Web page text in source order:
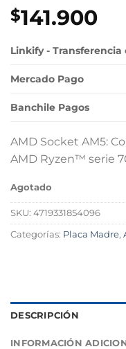
$141.900
Linkify - Transferencia
Mercado Pago
Banchile Pagos
AMD Socket AM5:
AMD Ryzen™ serie
Agotado
SKU: 4719331854096
Categorías: Placa Madre,
DESCRIPCIÓN
INFORMACIÓN